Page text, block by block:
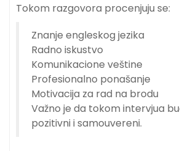
Tokom razgovora procenjuju se:
Znanje engleskog jezika
Radno iskustvo
Komunikacione veštine
Profesionalno ponašanje
Motivacija za rad na brodu
Važno je da tokom intervjua
pozitivni i samouvereni.